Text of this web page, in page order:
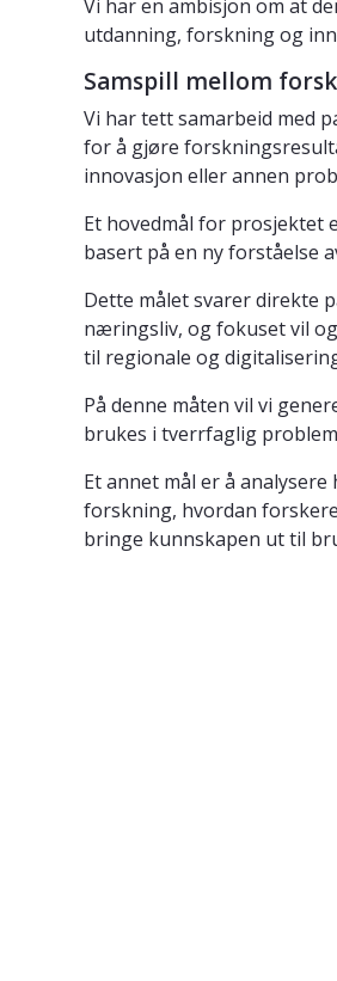
Vi har en ambisjon om at
utdanning, forskning og
Samspill mellom
Vi har tett samarbeid med
for å gjøre
innovasjon eller annen
Et hovedmål for prosjektet
basert på en ny forståelse
Dette målet svarer direkte
næringsliv, og fokuset vil
til regionale og
På denne måten vil vi
brukes i tverrfaglig
Et annet mål er å
forskning, hvordan
bringe kunnskapen ut til